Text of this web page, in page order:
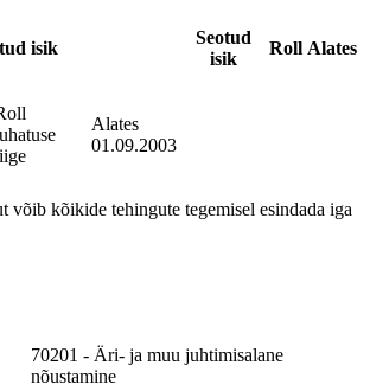
isik
Seotud
isik
Roll Alates
Alates
01.09.2003
võib kõikide tehingute tegemisel esindada iga
70201 - Äri- ja muu juhtimisalane
nõustamine